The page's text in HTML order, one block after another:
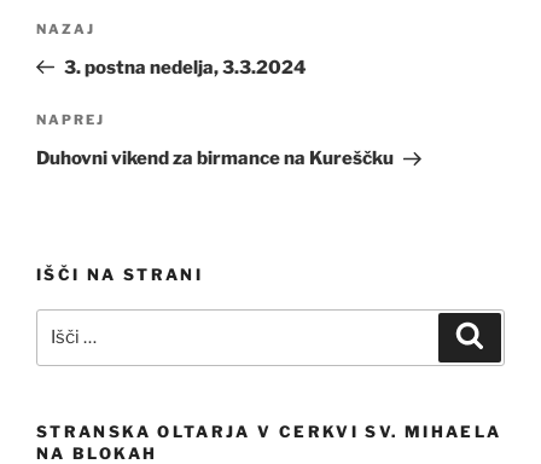
Prejšnji
prispevek
NAZAJ
3. postna nedelja, 3.3.2024
Naslednji
prispevek
NAPREJ
Duhovni vikend za birmance na Kureščku
IŠČI NA STRANI
STRANSKA OLTARJA V CERKVI SV. MIHAELA
NA BLOKAH